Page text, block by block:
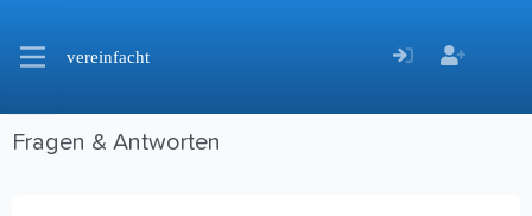
vereinfacht
Fragen & Antworten